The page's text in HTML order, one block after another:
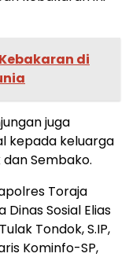
di
juga
kepada keluarga
Sembako.
Toraja
Dinas Sosial Elias
Tondok, S.IP,
Kominfo-SP,